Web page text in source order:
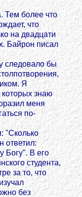
Тем более что
что
на двадцати
Байрон писал
следовало бы
Я
которых знаю
меня
по-
"Сколько
ответил:
Богу". В его
студента,
за то, что
без